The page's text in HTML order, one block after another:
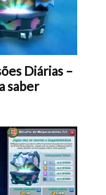
Diárias –
saber